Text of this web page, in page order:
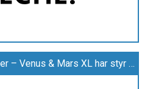
Kjoler og tøj i store størrelser – Venus & Mars XL har styr på pasformen